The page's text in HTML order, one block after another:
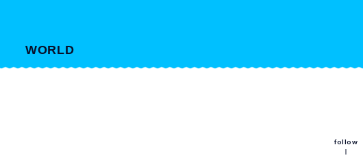
WORLD
follow